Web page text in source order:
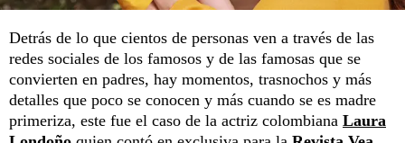
Detrás de lo que cientos de personas ven a través de las
redes sociales de los famosos y de las famosas que se
convierten en padres, hay momentos, trasnochos y más
detalles que poco se conocen y más cuando se es madre
primeriza, este fue el caso de la actriz colombiana Laura